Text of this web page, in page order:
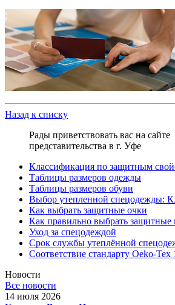
Назад к списку
Рады приветствовать вас на сайте
представительства в г. Уфе
Классификация по защитным
Таблицы размеров одежды
Таблицы размеров обуви
Выбор утепленной спецодежды:
Как выбрать защитные очки
Как правильно выбрать защитные
Уход за спецодеждой
Срок службы утеплённой
Соответствие стандарту Oeko-Tex
Новости
Все новости
14 июля 2026